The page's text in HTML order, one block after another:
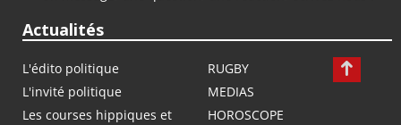
Actualités
L'édito politique
RUGBY
L'invité politique
MEDIAS
Les courses hippiques et
HOROSCOPE